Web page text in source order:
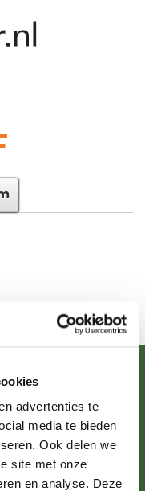
advertenties te
media te bieden
Ook delen we
site met onze
en analyse. Deze